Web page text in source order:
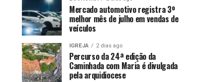
Mercado automotivo registra 3º
melhor mês de julho em vendas de
veículos
IGREJA 2 dias ago
Percurso da 24ª edição da
Caminhada com Maria é divulgada
pela arquidiocese